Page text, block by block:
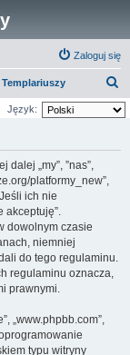
Zaloguj się
z
Język:
dalej „my”, ”nas”,
platformy_new”,
ich nie
akceptuję”.
dowolnym czasie
niemniej
do tego regulaminu.
regulaminu oznacza,
prawnymi.
„www.phpbb.com”,
typu witryny